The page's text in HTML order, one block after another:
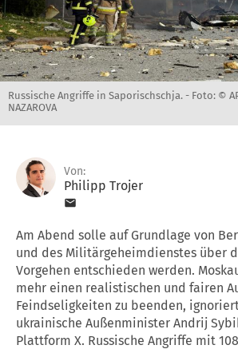
Russische Angriffe in Saporischschja. - Foto: ©
NAZAROVA
Von:
Philipp Trojer
Am Abend solle auf Grundlage von
und des Militärgeheimdienstes über
Vorgehen entschieden werden.
mehr einen realistischen und fairen
Feindseligkeiten zu beenden,
ukrainische Außenminister Andrij
Plattform X. Russische Angriffe mit